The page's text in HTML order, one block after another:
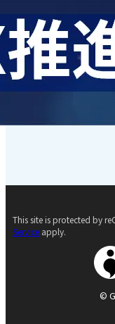
©
This site is protected by
Service apply.